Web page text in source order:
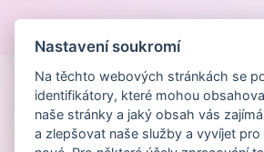
Nastavení soukromí
Na těchto webových stránkách se
identifikátory, které mohou
naše stránky a jaký obsah vás
a zlepšovat naše služby a vyvíjet